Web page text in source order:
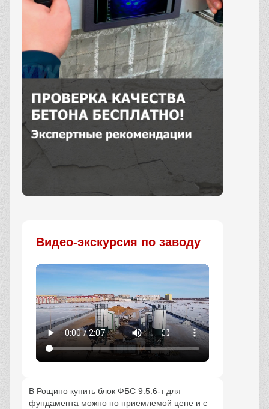
Видео-экскурсия по заводу
В Рощино купить блок ФБС 9.5.6-т для
фундамента можно по приемлемой цене и с